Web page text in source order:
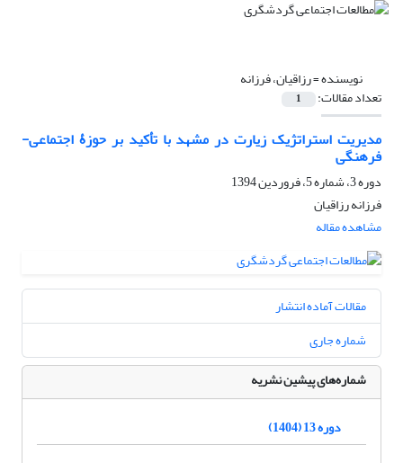
نویسنده =رزاقیان، فرزانه
تعداد مقالات: 1
مدیریت استراتژیک زیارت در مشهد با تأکید بر حوزۀ اجتماعی-
فرهنگی
دوره 3، شماره 5، فروردین 1394
فرزانه رزاقیان
مشاهده مقاله
مقالات آماده انتشار
شماره جاری
شماره‌های پیشین نشریه
دوره 13 (1404)